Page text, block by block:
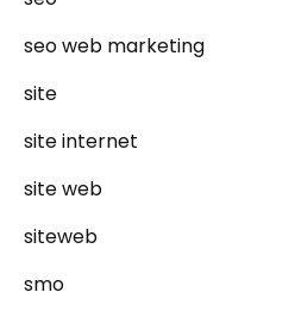
seo web marketing
site
site internet
site web
siteweb
smo